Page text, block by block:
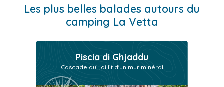
Les plus belles balades autours du
camping La Vetta
Piscia di Ghjaddu
Cascade qui jaillit d'un mur minéral